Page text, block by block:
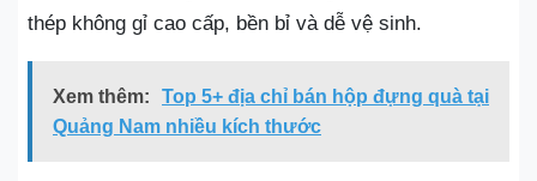
thép không gỉ cao cấp, bền bỉ và dễ vệ sinh.
Xem thêm:
Top 5+ địa chỉ bán hộp đựng quà tại
Quảng Nam nhiều kích thước